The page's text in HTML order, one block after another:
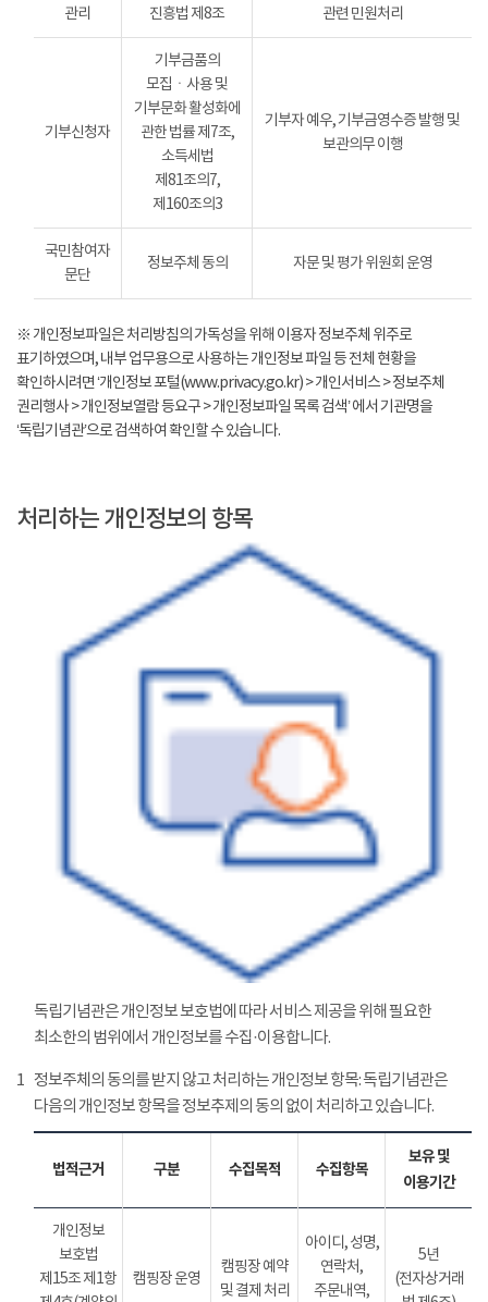
관리
진흥법 제8조
관련 민원처리
기부신청자
기부금품의
모집ㆍ사용 및
기부문화 활성화에
관한 법률 제7조,
소득세법
제81조의7,
제160조의3
기부자 예우, 기부금영수증 발행 및
보관의무 이행
국민참여자
문단
정보주체 동의 자문 및 평가 위원회 운영
※ 개인정보파일은 처리방침의 가독성을 위해 이용자 정보주체 위주로
표기하였으며, 내부 업무용으로 사용하는 개인정보 파일 등 전체 현황을
확인하시려면 ‘개인정보 포털(www.privacy.go.kr) > 개인서비스 > 정보주체
권리행사 > 개인정보열람 등요구 > 개인정보파일 목록 검색’ 에서 기관명을
‘독립기념관’으로 검색하여 확인할 수 있습니다.
처리하는 개인정보의 항목
독립기념관은 개인정보 보호법에 따라 서비스 제공을 위해 필요한
최소한의 범위에서 개인정보를 수집·이용합니다.
1 정보주체의 동의를 받지 않고 처리하는 개인정보 항목: 독립기념관은
다음의 개인정보 항목을 정보추제의 동의 없이 처리하고 있습니다.
법적근거 구분 수집목적 수집항목
보유 및
이용기간
개인정보
보호법
제15조 제1항
캠핑장 운영
캠핑장 예약
및 결제 처리
아이디, 성명,
연락처,
주문내역,
5년
(전자상거래